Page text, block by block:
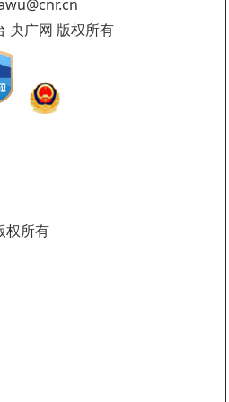
央广网 版权所有
权所有